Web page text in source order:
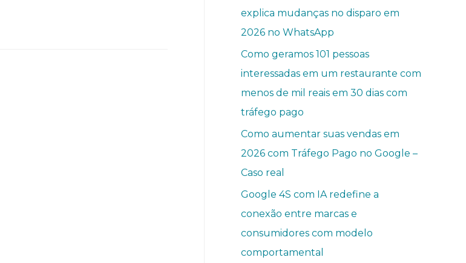
explica mudanças no disparo em
2026 no WhatsApp
Como geramos 101 pessoas
interessadas em um restaurante com
menos de mil reais em 30 dias com
tráfego pago
Como aumentar suas vendas em
2026 com Tráfego Pago no Google –
Caso real
Google 4S com IA redefine a
conexão entre marcas e
consumidores com modelo
comportamental